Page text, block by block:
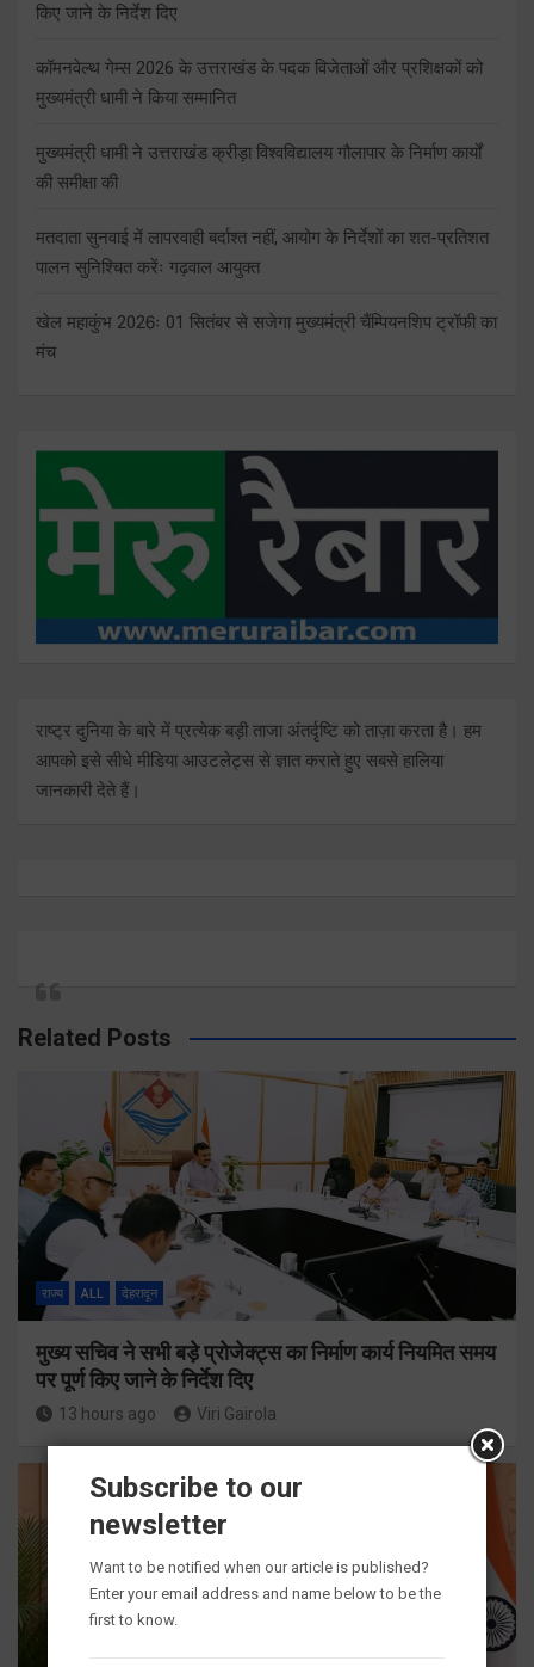
किए जाने के निर्देश दिए
कॉमनवेल्थ गेम्स 2026 के उत्तराखंड के पदक विजेताओं और प्रशिक्षकों को
मुख्यमंत्री धामी ने किया सम्मानित
मुख्यमंत्री धामी ने उत्तराखंड क्रीड़ा विश्वविद्यालय गौलापार के निर्माण कार्यों
की समीक्षा की
मतदाता सुनवाई में लापरवाही बर्दाश्त नहीं, आयोग के निर्देशों का शत-प्रतिशत
पालन सुनिश्चित करेंः गढ़वाल आयुक्त
खेल महाकुंभ 2026ः 01 सितंबर से सजेगा मुख्यमंत्री चैंम्पियनशिप ट्रॉफी का
मंच
राष्ट्र दुनिया के बारे में प्रत्येक बड़ी ताजा अंतर्दृष्टि को ताज़ा करता है। हम
आपको इसे सीधे मीडिया आउटलेट्स से ज्ञात कराते हुए सबसे हालिया
जानकारी देते हैं।
Related Posts
राज्य ALL देहरादून
मुख्य सचिव ने सभी बड़े प्रोजेक्ट्स का निर्माण कार्य नियमित समय
पर पूर्ण किए जाने के निर्देश दिए
13 hours ago Viri Gairola
Subscribe to our
newsletter
Want to be notified when our article is published?
Enter your email address and name below to be the
first to know.